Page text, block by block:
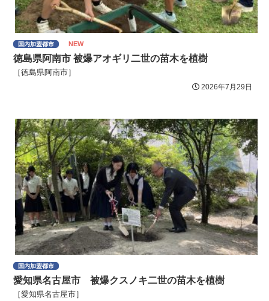
国内加盟都市 NEW
徳島県阿南市 被爆アオギリ二世の苗木を植樹
［徳島県阿南市］
2026年7月29日
国内加盟都市
愛知県名古屋市 被爆クスノキ二世の苗木を植樹
［愛知県名古屋市］